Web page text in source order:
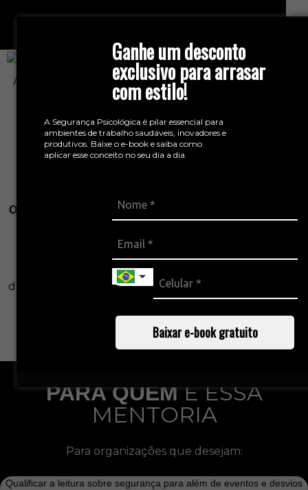
Ganhe um desconto
exclusivo para arrasar
com estilo!
A Segurança Psicológica é pilar essencial para
ambientes de trabalho saudáveis, inovadores e
produtivos. Baixe o e-book e saiba como
aplicar esse conceito no seu dia a dia.
Baixar e-book gratuito
A maioria das organizações mede eventos, desvios e
consequências.
Mas o que antecede tudo isso ainda passa
despercebido.
O desafio não é ter mais indicadores. É escolher melhor
Estratégica de EHS, com Shaiane Lovison, foi
desenhada para
apoiar empresasa evoluírem a forma
como leem e utilizam indicadores na gestão da
segurança, saindo de uma lógica reativa para uma
atuação mais estratégica e preventiva.
PARA QUEM É ESSA
MENTORIA
Para organizações que desejam:
Qualificar a leitura sobre segurança para além de eventos e desvios